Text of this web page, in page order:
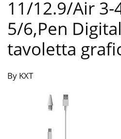
11/12.9/Air
5/6,Pen
tavoletta
By KXT